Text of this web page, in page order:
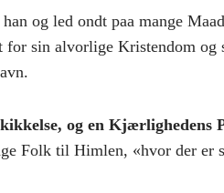
og led ondt paa mange
for sin alvorlige Kristendom
og en Kjærlighedens
Folk til Himlen, «hvor der er